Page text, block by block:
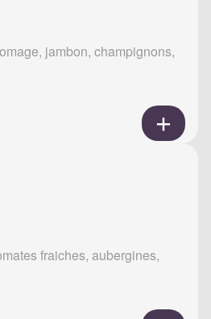
jambon, champignons,
fraiches, aubergines,